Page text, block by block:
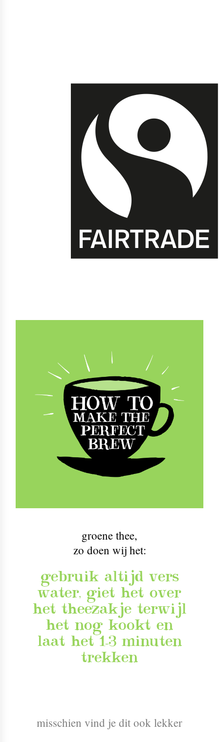
groene thee,
zo doen wij het:
gebruik altijd vers
water, giet het over
het theezakje terwijl
het nog kookt en
laat het 1-3 minuten
trekken
misschien vind je dit ook lekker